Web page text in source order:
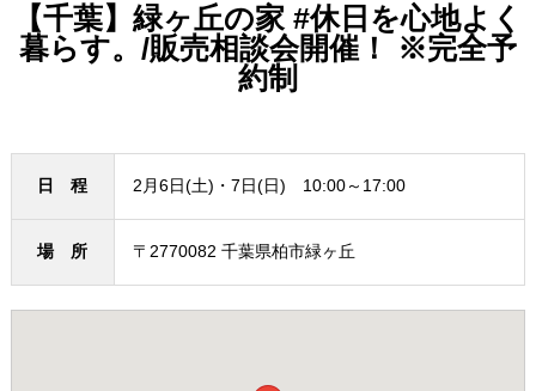
【千葉】緑ヶ丘の家 #休日を心地よく
暮らす。/販売相談会開催！ ※完全予
約制
日 程 2月6日(土)・7日(日) 10:00～17:00
場 所 〒2770082 千葉県柏市緑ヶ丘